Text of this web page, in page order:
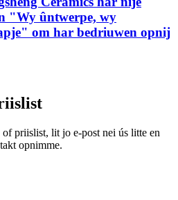
"Wy ûntwerpe, wy
om har bedriuwen opnij
priislist, lit jo e-post nei ús litte en
opnimme.